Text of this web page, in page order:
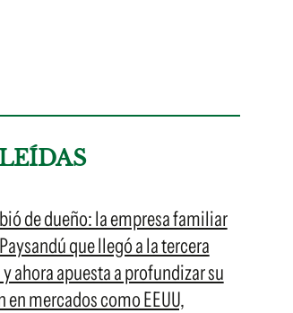
de dueño: la empresa familiar
que llegó a la tercera
ahora apuesta a profundizar su
mercados como EEUU,